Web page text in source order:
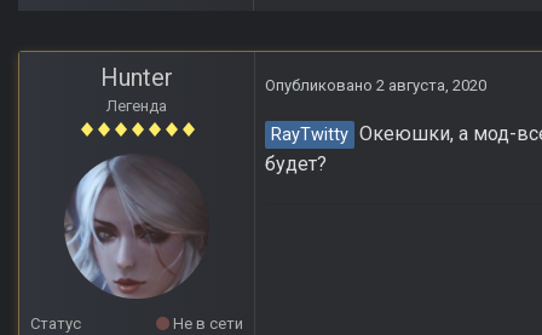
Hunter
Легенда
Статус
Не в сети
Опубликовано 2 августа, 2020
RayTwitty Океюшки, а мод-
будет?